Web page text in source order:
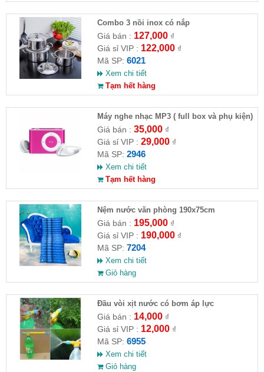
Combo 3 nồi inox có nắp
Giá bán : 127,000₫
Giá sỉ VIP : 122,000₫
Mã SP: 6021
Xem chi tiết
Tạm hết hàng
Máy nghe nhạc MP3 ( full box và phụ kiện)
Giá bán : 35,000₫
Giá sỉ VIP : 29,000₫
Mã SP: 2946
Xem chi tiết
Tạm hết hàng
Nệm nước văn phòng 190x75cm
Giá bán : 195,000₫
Giá sỉ VIP : 190,000₫
Mã SP: 7204
Xem chi tiết
Giỏ hàng
Đầu vòi xịt nước có bơm áp lực
Giá bán : 14,000₫
Giá sỉ VIP : 12,000₫
Mã SP: 6955
Xem chi tiết
Giỏ hàng